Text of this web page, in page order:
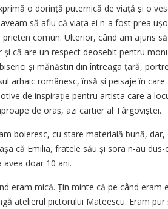
o dorință puternică de viață și o
să aflu că viața ei n-a fost prea
comun. Ulterior, când am ajuns
că are un respect deosebit pentru
și mănăstiri din întreaga țară,
arhaic românesc, însă și peisaje în
de inspirație pentru artista care a
de oraș, azi cartier al Târgoviștei.
boieresc, cu stare materială bună,
că Emilia, fratele său și sora n-au
doar 10 ani.
eram mică. Țin minte că pe când eram
atelierul pictorului Mateescu. Eram